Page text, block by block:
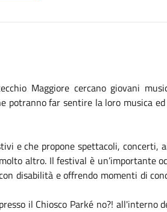
Maggiore cercano giovani
potranno far sentire la loro musica
e che propone spettacoli, concerti,
altro. Il festival è un’importante
disabilità e offrendo momenti di
il Chiosco Parké no?! all'interno